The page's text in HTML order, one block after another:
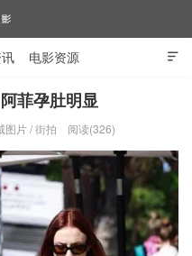
影

电影资源
菲孕肚明显
图片/街拍 阅读(326)